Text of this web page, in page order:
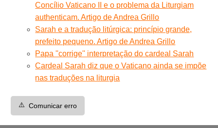
Concílio Vaticano II e o problema da Liturgiam
authenticam. Artigo de Andrea Grillo
Sarah e a tradução litúrgica: princípio grande,
prefeito pequeno. Artigo de Andrea Grillo
Papa ''corrige'' interpretação do cardeal Sarah
Cardeal Sarah diz que o Vaticano ainda se impõe
nas traduções na liturgia
⚠️ Comunicar erro